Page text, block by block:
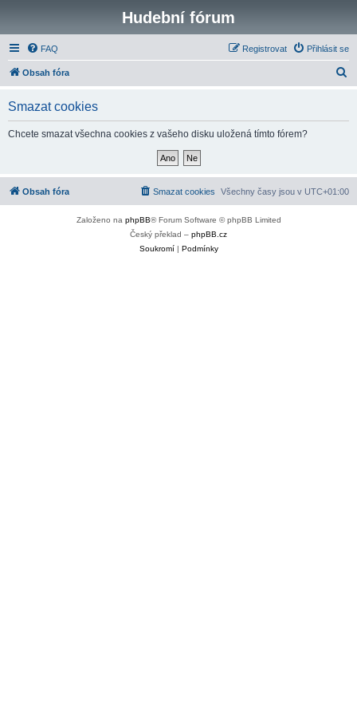
Hudební fórum
FAQ Přihlásit se
Registrovat
Obsah fóra
Smazat cookies
Chcete smazat všechna cookies z vašeho disku uložená tímto fórem?
Obsah fóra Všechny časy jsou v UTC+01:00
Smazat cookies
Založeno na phpBB® Forum Software © phpBB Limited
Český překlad – phpBB.cz
Soukromí| Podmínky